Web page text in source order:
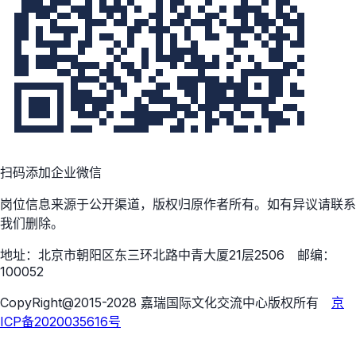
扫码添加企业微信
岗位信息来源于公开渠道，版权归原作者所有。如有异议请联系
我们删除。
地址：北京市朝阳区东三环北路中青大厦21层2506 邮编：
100052
CopyRight@2015-2028 嘉瑞国际文化交流中心版权所有 京
ICP备2020035616号